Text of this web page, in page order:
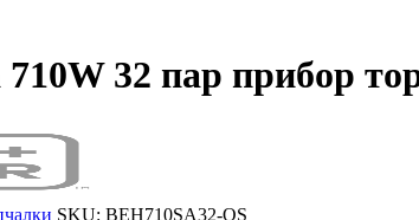
32 пар прибор
SKU: BEH710SA32-QS